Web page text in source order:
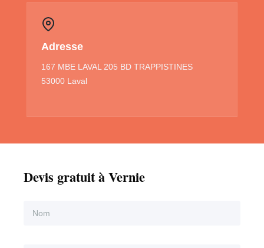
Adresse
167 MBE LAVAL 205 BD TRAPPISTINES
53000 Laval
Devis gratuit à Vernie